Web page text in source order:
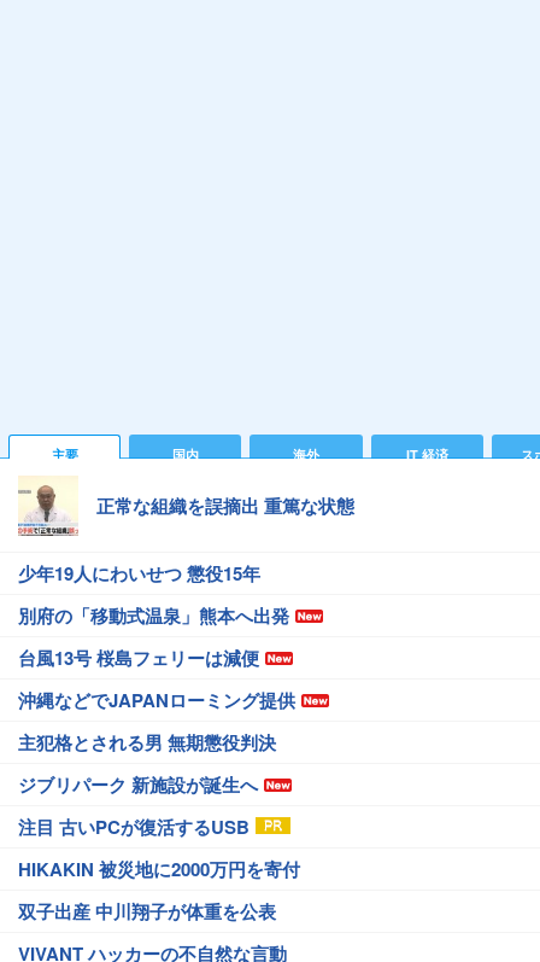
主要 国内 海外 IT 経済 ス
正常な組織を誤摘出 重篤な状態
少年19人にわいせつ 懲役15年
別府の「移動式温泉」熊本へ出発
台風13号 桜島フェリーは減便
沖縄などでJAPANローミング提供
主犯格とされる男 無期懲役判決
ジブリパーク 新施設が誕生へ
注目 古いPCが復活するUSB
HIKAKIN 被災地に2000万円を寄付
双子出産 中川翔子が体重を公表
VIVANT ハッカーの不自然な言動